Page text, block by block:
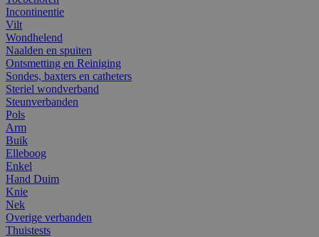
Incontinentie
Vilt
Wondhelend
Naalden en spuiten
Ontsmetting en Reiniging
Sondes, baxters en catheters
Steriel wondverband
Steunverbanden
Pols
Arm
Buik
Elleboog
Enkel
Hand Duim
Knie
Nek
Overige verbanden
Thuistests